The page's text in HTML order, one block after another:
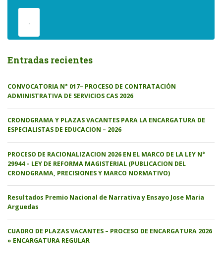
.
Entradas recientes
CONVOCATORIA N° 017– PROCESO DE CONTRATACIÓN
ADMINISTRATIVA DE SERVICIOS CAS 2026
CRONOGRAMA Y PLAZAS VACANTES PARA LA ENCARGATURA DE
ESPECIALISTAS DE EDUCACION – 2026
PROCESO DE RACIONALIZACION 2026 EN EL MARCO DE LA LEY N°
29944 – LEY DE REFORMA MAGISTERIAL (PUBLICACION DEL
CRONOGRAMA, PRECISIONES Y MARCO NORMATIVO)
Resultados Premio Nacional de Narrativa y Ensayo Jose Maria
Arguedas
CUADRO DE PLAZAS VACANTES – PROCESO DE ENCARGATURA 2026
» ENCARGATURA REGULAR